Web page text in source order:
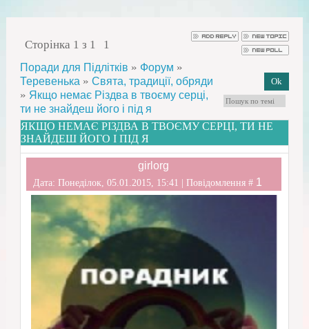
Сторінка 1 з 1 1
Поради для Підлітків » Форум »
Теревенька » Свята, традиції, обряди
» Якщо немає Різдва в твоєму серці,
ти не знайдеш його і під я
ЯКЩО НЕМАЄ РІЗДВА В ТВОЄМУ СЕРЦІ, ТИ НЕ
ЗНАЙДЕШ ЙОГО І ПІД Я
girlorg
Дата: Понеділок, 05.01.2015, 15:41 | Повідомлення # 1